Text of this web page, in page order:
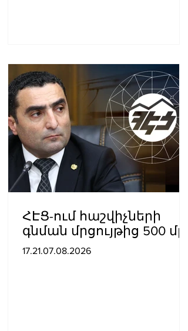
ՀԷՑ-ում հաշվիչների
գնման մրցույթից 500 մլն
դրամից ավելի
17.21.07.08.2026